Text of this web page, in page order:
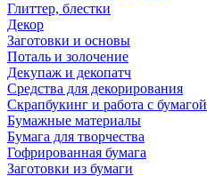
Глиттер, блестки
Декор
Заготовки и основы
Поталь и золочение
Декупаж и декопатч
Средства для декорирования
Скрапбукинг и работа с бумагой
Бумажные материалы
Бумага для творчества
Гофрированная бумага
Заготовки из бумаги